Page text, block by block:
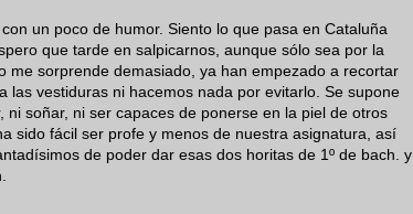
un poco de humor. Siento lo que pasa en Cataluña
que tarde en salpicarnos, aunque sólo sea por la
me sorprende demasiado, ya han empezado a recortar
vestiduras ni hacemos nada por evitarlo. Se supone
soñar, ni ser capaces de ponerse en la piel de otros
sido fácil ser profe y menos de nuestra asignatura, así
de poder dar esas dos horitas de 1º de bach. y